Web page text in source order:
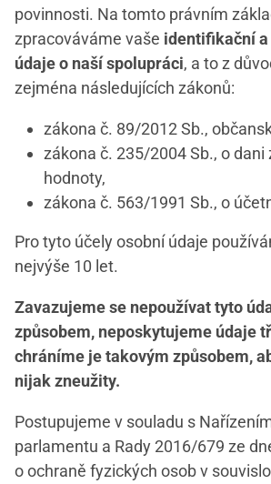
povinnosti. Na tomto právním
zpracováváme vaše identifikační
údaje o naší spolupráci, a to z
zejména následujících zákonů:
zákona č. 89/2012 Sb.,
zákona č. 235/2004 Sb., o dani
hodnoty,
zákona č. 563/1991 Sb., o
Pro tyto účely osobní údaje
nejvýše 10 let.
Zavazujeme se nepoužívat tyto
způsobem, neposkytujeme údaje
chráníme je takovým způsobem,
nijak zneužity.
Postupujeme v souladu s
parlamentu a Rady 2016/679 ze
o ochraně fyzických osob v